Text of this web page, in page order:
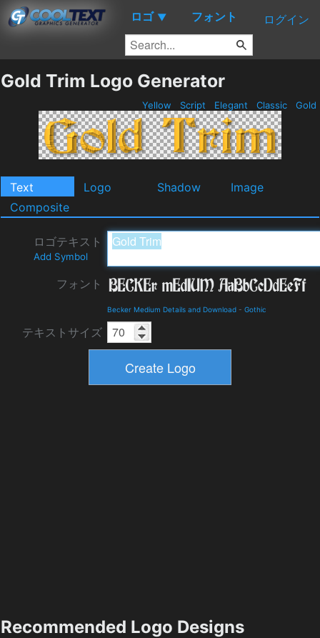
ロゴ ▼ フォント ログイン
Gold Trim Logo Generator
Yellow Script Elegant Classic Gold
Text Logo Shadow
Image
Composite
ロゴテキスト
Add Symbol
フォント
Becker Medium Details and Download - Gothic
テキストサイズ
Recommended Logo Designs